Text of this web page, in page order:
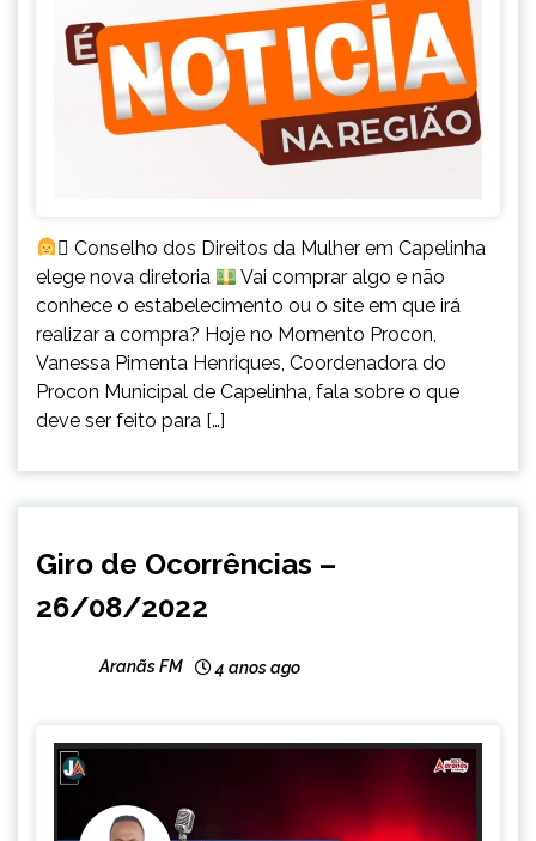
‍⚖ Conselho dos Direitos da Mulher em Capelinha
elege nova diretoria
Vai comprar algo e não
conhece o estabelecimento ou o site em que irá
realizar a compra? Hoje no Momento Procon,
Vanessa Pimenta Henriques, Coordenadora do
Procon Municipal de Capelinha, fala sobre o que
deve ser feito para […]
NOTÍCIAS
Giro de Ocorrências –
26/08/2022
Aranãs FM 4 anos ago